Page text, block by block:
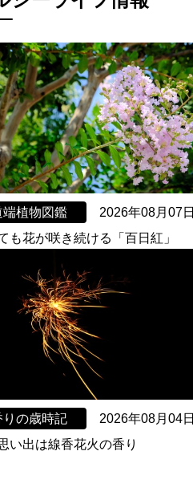
端植物図鑑
2026年08月07日
も花が咲き続ける「百日紅」
りの歳時記
2026年08月04日
い出は線香花火の香り